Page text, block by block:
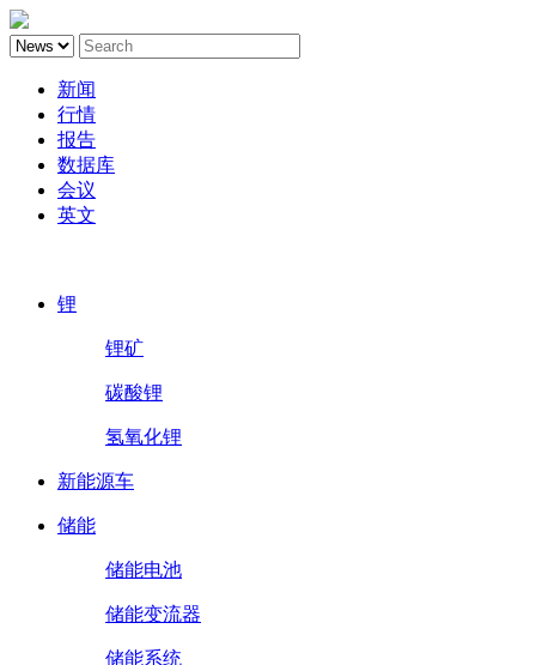
新闻
行情
报告
数据库
会议
英文
锂
锂矿
碳酸锂
氢氧化锂
新能源车
储能
储能电池
储能变流器
储能系统